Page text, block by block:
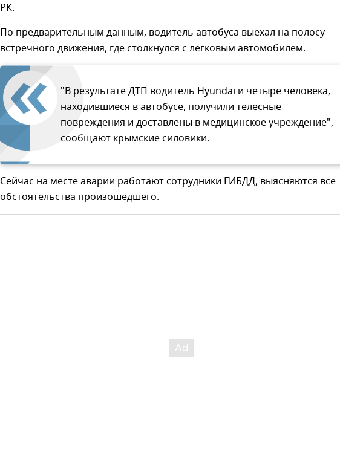
РК.
По предварительным данным, водитель автобуса выехал на полосу
встречного движения, где столкнулся с легковым автомобилем.
"В результате ДТП водитель Hyundai и четыре человека,
находившиеся в автобусе, получили телесные
повреждения и доставлены в медицинское учреждение", -
сообщают крымские силовики.
Сейчас на месте аварии работают сотрудники ГИБДД, выясняются все
обстоятельства произошедшего.